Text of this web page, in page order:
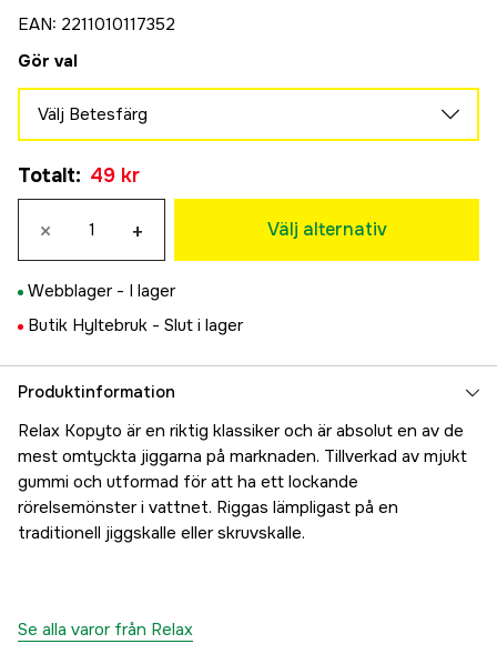
EAN: 2211010117352
Gör val
Välj Betesfärg
49 kr
Totalt: 49 kr
× + Välj alternativ
Webblager - I lager
Butik Hyltebruk - Slut i lager
Produktinformation
Relax Kopyto är en riktig klassiker och är absolut en av de
mest omtyckta jiggarna på marknaden. Tillverkad av mjukt
gummi och utformad för att ha ett lockande
rörelsemönster i vattnet. Riggas lämpligast på en
traditionell jiggskalle eller skruvskalle.
Se alla varor från Relax